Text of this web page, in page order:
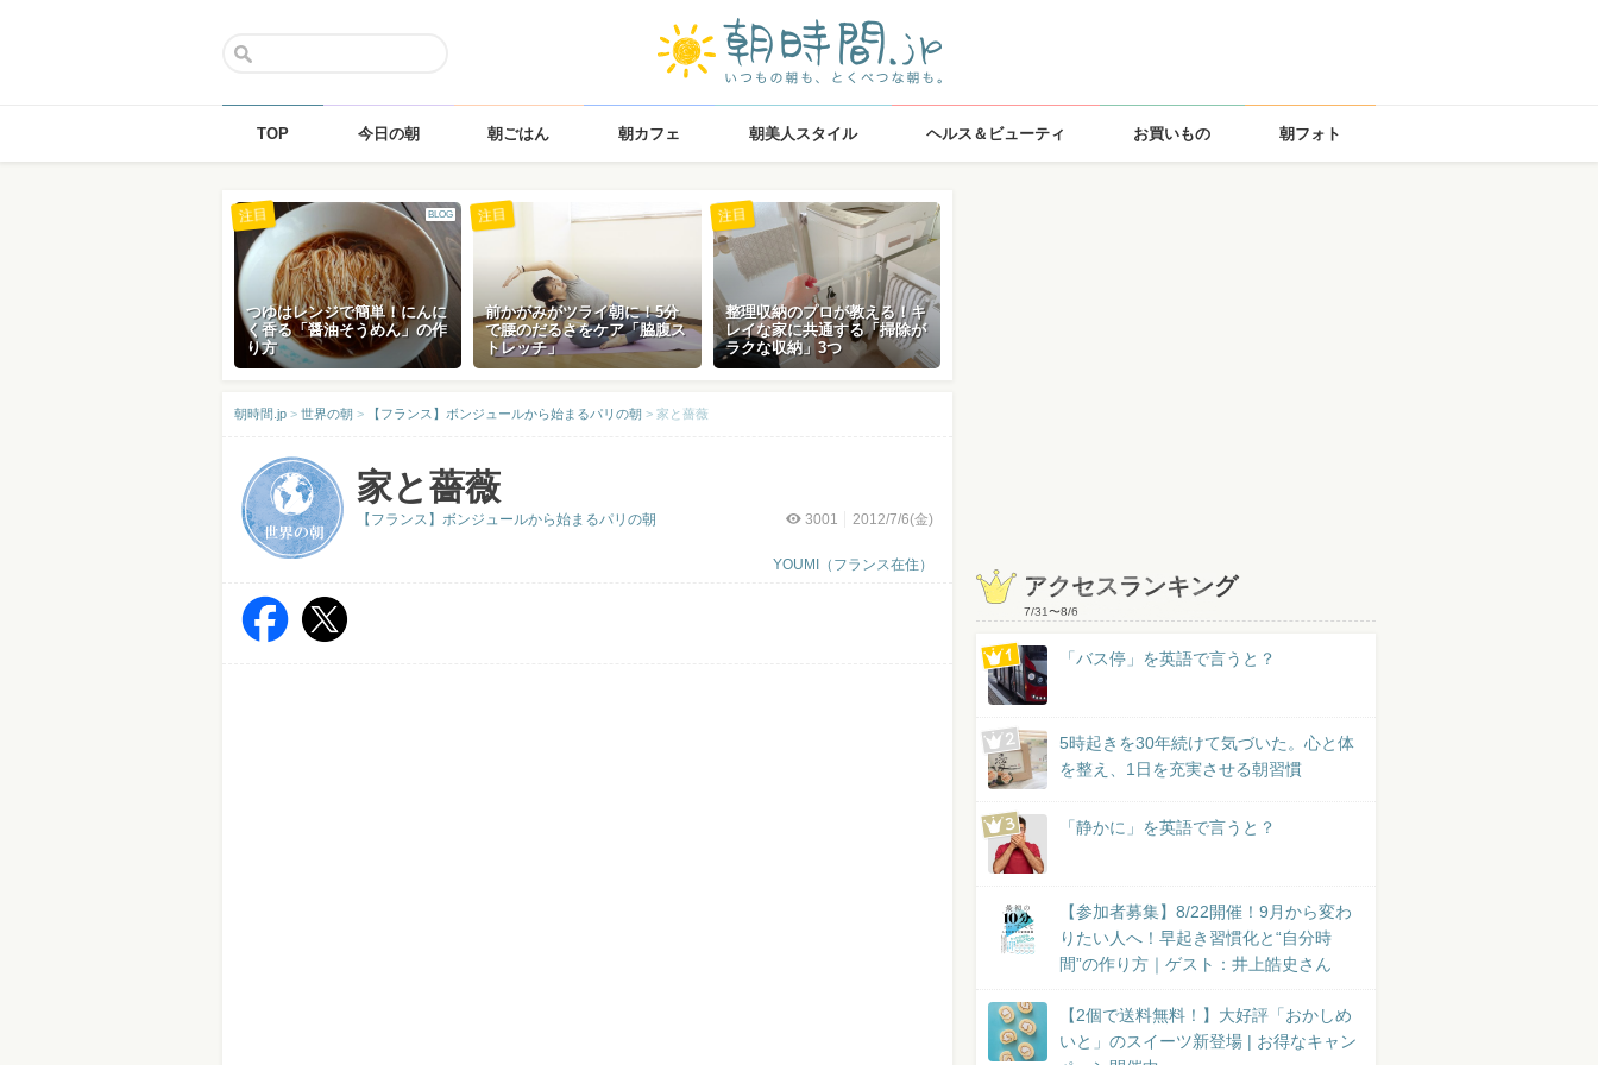
TOP 今日の朝 朝ごはん 朝カフェ 朝美人スタイル ヘルス＆ビューティ お買いもの 朝フォト
BLOG
つゆはレンジで簡単！にんに
く香る「醤油そうめん」の作
り方
注目
前かがみがツライ朝に！5分
で腰のだるさをケア「脇腹ス
トレッチ」
注目
整理収納のプロが教える！キ
レイな家に共通する「掃除が
ラクな収納」3つ
注目
朝時間.jp > 世界の朝 > 【フランス】ボンジュールから始まるパリの朝 > 家と薔薇
家と薔薇
3001 2012/7/6(金)
YOUMI（フランス在住）
【フランス】ボンジュールから始まるパリの朝
アクセスランキング
7/31〜8/6
「バス停」を英語で言うと？
5時起きを30年続けて気づいた。心と体
を整え、1日を充実させる朝習慣
「静かに」を英語で言うと？
【参加者募集】8/22開催！9月から変わ
りたい人へ！早起き習慣化と“自分時
間”の作り方｜ゲスト：井上皓史さん
【2個で送料無料！】大好評「おかしめ
いと」のスイーツ新登場 | お得なキャン